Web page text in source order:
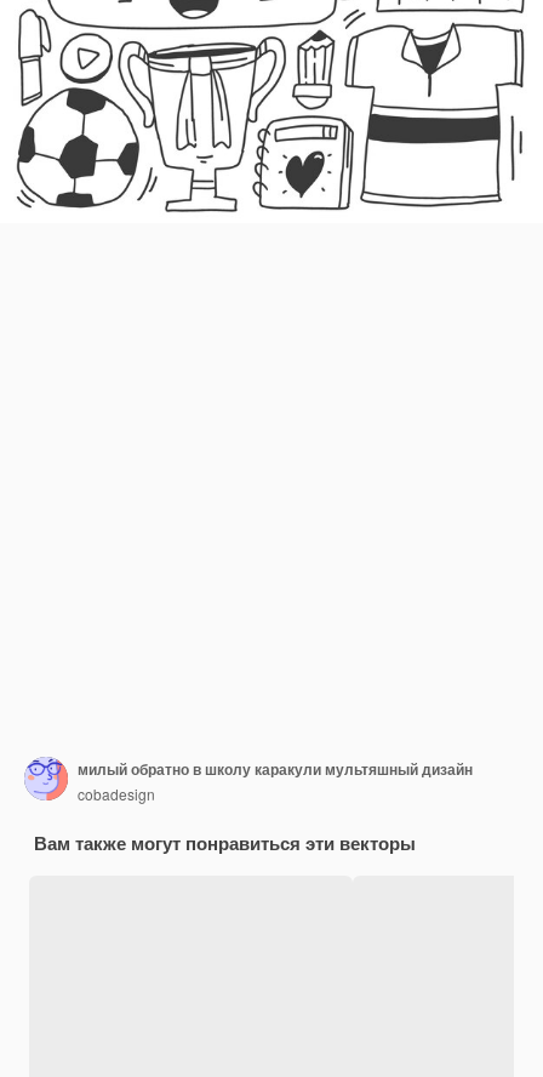
милый обратно в школу каракули мультяшный дизайн
cobadesign
Вам также могут понравиться эти векторы